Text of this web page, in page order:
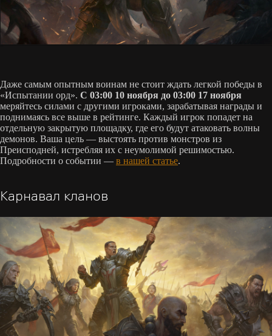
Даже самым опытным воинам не стоит ждать легкой победы в
«Испытании орд». С 03:00 10 ноября до 03:00 17 ноября
меряйтесь силами с другими игроками, зарабатывая награды и
поднимаясь все выше в рейтинге. Каждый игрок попадет на
отдельную закрытую площадку, где его будут атаковать волны
демонов. Ваша цель — выстоять против монстров из
Преисподней, истребляя их с неумолимой решимостью.
Подробности о событии — в нашей статье.
Карнавал кланов